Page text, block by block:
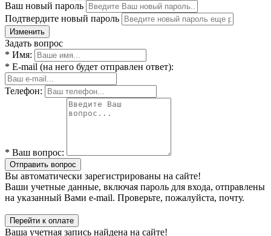
Ваш новый пароль
Подтвердите новый пароль
Изменить
Задать вопрос
* Имя:
* E-mail (на него будет отправлен ответ):
Телефон:
* Ваш вопрос:
Отправить вопрос
Вы автоматически зарегистрированы на сайте!
Ваши учетные данные, включая пароль для входа, отправлены
на указанный Вами e-mail. Проверьте, пожалуйста, почту.
Перейти к оплате
Ваша учетная запись найдена на сайте!